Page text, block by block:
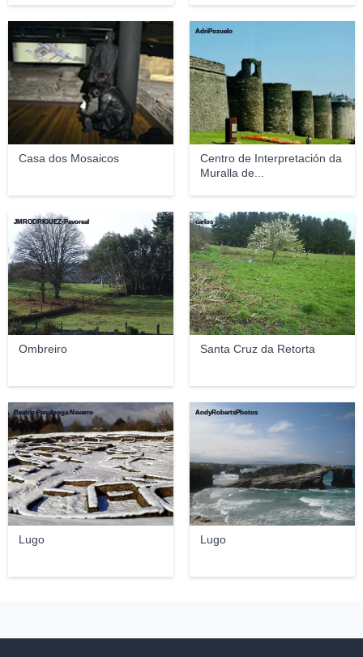
Casa dos Mosaicos
Lugo Turismo
Centro de Interpretación da
Muralla de...
AdriPozuelo
Ombreiro
JMRODRIGUEZ-Pavoreal
Santa Cruz da Retorta
carlos_
Lugo
Beatriz Penalonga Navarro
Lugo
AndyRobertsPhotos